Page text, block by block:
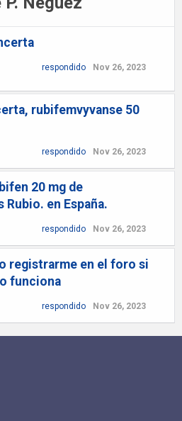
respondido Nov 26, 2023
rubifemvyvanse 50
respondido Nov 26, 2023
20 mg de
Rubio. en España.
respondido Nov 26, 2023
registrarme en el foro si
funciona
respondido Nov 26, 2023